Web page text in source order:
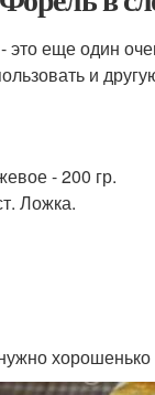
это еще один
и
- 200 гр.
Ложка.